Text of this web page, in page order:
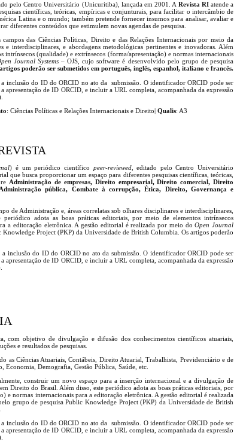
pelo Centro Universitário (Unicuritiba), lançada em 2001. A Revista RIatende a
científicas, teóricas, empíricas e conjunturais, para facilitar o intercâmbio de
Latina e o mundo; também pretende fornecer insumos para analisar, avaliar e
diferentes conteúdos que estimulem novas agendas de pesquisa.
das Ciências Políticas, Direito e das Relações Internacionais por meio da
e interdisciplinares, e abordagens metodológicas pertinentes e inovadoras. Além
(qualidade) e extrínsecos (forma/apresentação) e normas internacionais
Journal Systems– OJS, cujo software é desenvolvido pelo grupo de pesquisa
poderão ser submetidos em português, inglês, espanhol, italiano e francês.
inclusão do ID do ORCID no ato da submissão. O identificador ORCID pode ser
apresentação de ID ORCID, e incluir a URL completa, acompanhada da expressão
: Ciências Políticas e Relações Internacionais e Direito|Qualis: A3
) é um periódico científico peer-reviewed, editado pelo Centro Universitário
busca proporcionar um espaço para diferentes pesquisas científicas, teóricas,
Administração de empresas, Direito empresarial, Direito comercial, Direito
pública, Combate à corrupção, Ética, Direito, Governança e
de Administração e, áreas correlatas sob olhares disciplinares e interdisciplinares,
adota as boas práticas editoriais, por meio de elementos intrínsecos
a editoração eletrônica. A gestão editorial é realizada por meio doOpen Journal
Project (PKP) da Universidade de British Columbia. Os artigos poderão
inclusão do ID do ORCID no ato da submissão. O identificador ORCID pode ser
de ID ORCID, e incluir a URL completa, acompanhada da expressão
com objetivo de divulgação e difusão dos conhecimentos científicos atuariais,
e resultados de pesquisas.
Ciências Atuariais, Contábeis, Direito Atuarial, Trabalhista, Previdenciário e de
Economia, Demografia, Gestão Pública, Saúde, etc.
construir um novo espaço para a inserção internacional e a divulgação de
Direito do Brasil. Além disso, este periódico adota as boas práticas editoriais, por
e normas internacionais para a editoração eletrônica. A gestão editorial é realizada
grupo de pesquisa Public Knowledge Project (PKP) da Universidade de British
inclusão do ID do ORCID no ato da submissão. O identificador ORCID pode ser
apresentação de ID ORCID, e incluir a URL completa, acompanhada da expressão